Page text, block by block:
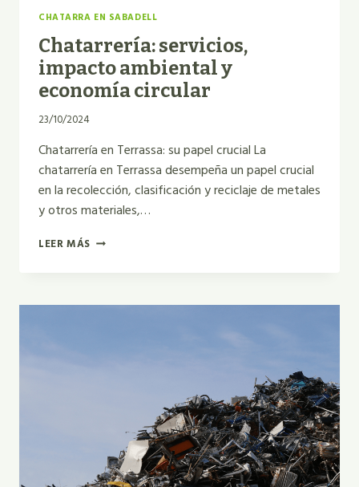
CHATARRA EN SABADELL
Chatarrería: servicios,
impacto ambiental y
economía circular
23/10/2024
Chatarrería en Terrassa: su papel crucial La
chatarrería en Terrassa desempeña un papel crucial
en la recolección, clasificación y reciclaje de metales
y otros materiales,…
LEER MÁS CHATARRERÍA:
Y